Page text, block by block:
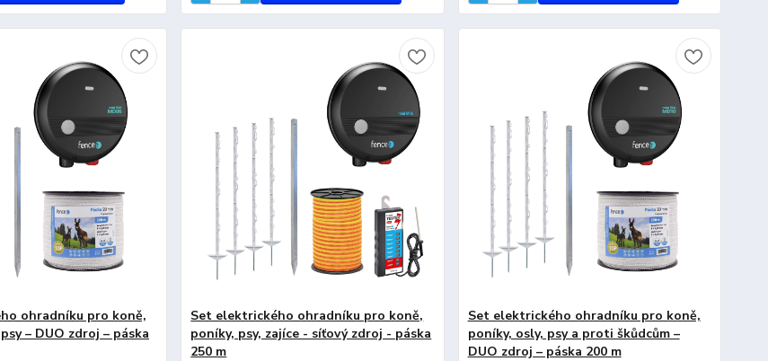
ohradníku pro koně,
– DUO zdroj – páska
Set elektrického ohradníku pro koně,
poníky, psy, zajíce - síťový zdroj - páska
250 m
Set elektrického ohradníku pro koně,
poníky, osly, psy a proti škůdcům –
DUO zdroj – páska 200 m